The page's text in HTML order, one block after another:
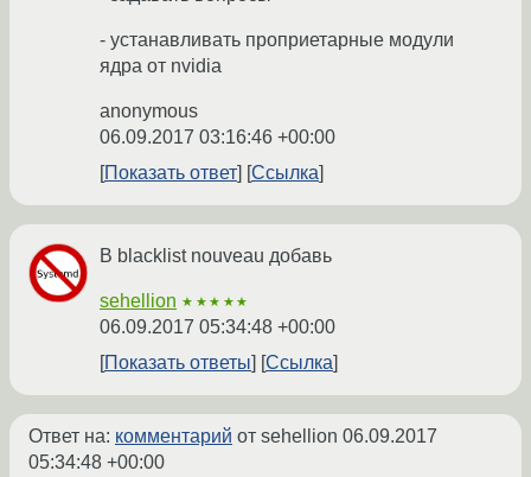
- устанавливать проприетарные модули
ядра от nvidia
anonymous
06.09.2017 03:16:46 +00:00
Показать ответ
Ссылка
В blacklist nouveau добавь
sehellion ★★★★★
06.09.2017 05:34:48 +00:00
Показать ответы
Ссылка
Ответ на: комментарий от sehellion 06.09.2017
05:34:48 +00:00